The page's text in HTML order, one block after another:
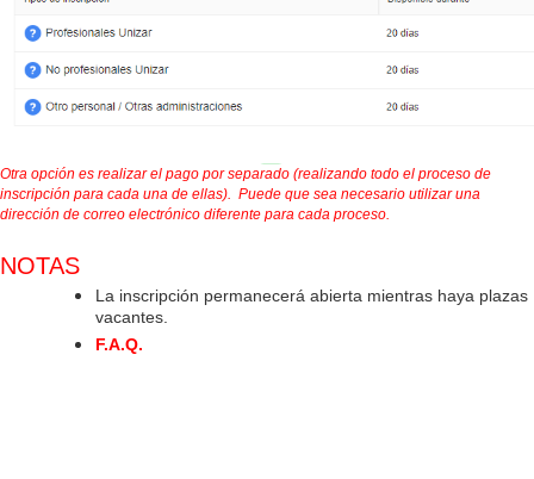
Otra opción es realizar el pago por separado (realizando todo el proceso de
inscripción para cada una de ellas). Puede que sea necesario utilizar una
dirección de correo electrónico diferente para cada proceso.
NOTAS
La inscripción permanecerá abierta mientras haya plazas
vacantes.
F.A.Q.